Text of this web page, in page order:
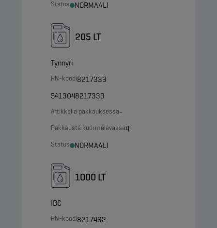
Status NORMAALI
205 LT
Tynnyri
PN-koodi8217333
5413048217333
Artikkelia pakkauksessa-
Pakkausta kuormalavassa4
Status NORMAALI
1000 LT
IBC
PN-koodi8217432